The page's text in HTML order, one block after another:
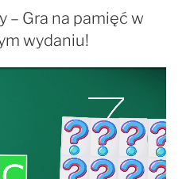
– Gra na pamięć w
wydaniu!